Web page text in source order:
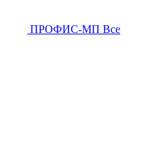
ПРОФИС-МП Все